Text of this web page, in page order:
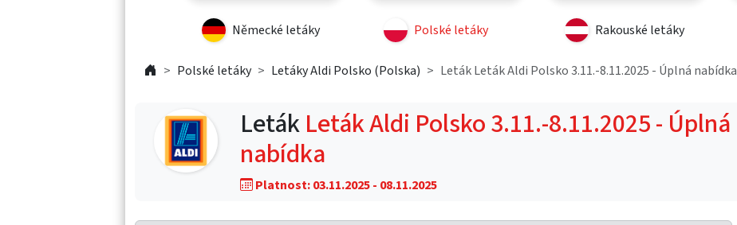
Německé letáky Polské letáky Rakouské letáky
Polské letáky Letáky Aldi Polsko (Polska) Leták Leták Aldi Polsko 3.11.-8.11.2025 - Úplná nabídka
LetákLeták Aldi Polsko 3.11.-8.11.2025 - Úplná
nabídka
Platnost: 03.11.2025 - 08.11.2025